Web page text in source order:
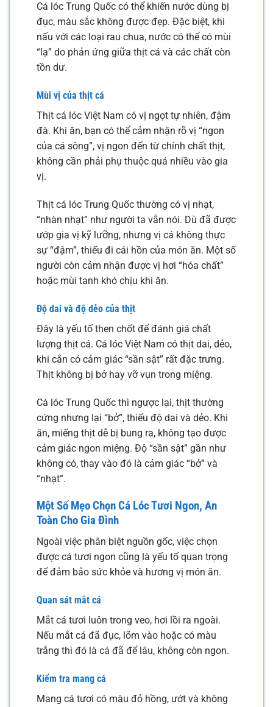
Cá lóc Trung Quốc có thể khiến nước dùng bị
đục, màu sắc không được đẹp. Đặc biệt, khi
nấu với các loại rau chua, nước có thể có mùi
“lạ” do phản ứng giữa thịt cá và các chất còn
tồn dư.
Mùi vị của thịt cá
Thịt cá lóc Việt Nam có vị ngọt tự nhiên, đậm
đà. Khi ăn, bạn có thể cảm nhận rõ vị “ngon
của cá sông”, vị ngon đến từ chính chất thịt,
không cần phải phụ thuộc quá nhiều vào gia
vị.
Thịt cá lóc Trung Quốc thường có vị nhạt,
“nhàn nhạt” như người ta vẫn nói. Dù đã được
ướp gia vị kỹ lưỡng, nhưng vị cá không thực
sự “đậm”, thiếu đi cái hồn của món ăn. Một số
người còn cảm nhận được vị hơi “hóa chất”
hoặc mùi tanh khó chịu khi ăn.
Độ dai và độ dẻo của thịt
Đây là yếu tố then chốt để đánh giá chất
lượng thịt cá. Cá lóc Việt Nam có thịt dai, dẻo,
khi cắn có cảm giác “sần sật” rất đặc trưng.
Thịt không bị bở hay vỡ vụn trong miệng.
Cá lóc Trung Quốc thì ngược lại, thịt thường
cứng nhưng lại “bở”, thiếu độ dai và dẻo. Khi
ăn, miếng thịt dễ bị bung ra, không tạo được
cảm giác ngon miệng. Độ “sần sật” gần như
không có, thay vào đó là cảm giác “bở” và
“nhạt”.
Một Số Mẹo Chọn Cá Lóc Tươi Ngon, An
Toàn Cho Gia Đình
Ngoài việc phân biệt nguồn gốc, việc chọn
được cá tươi ngon cũng là yếu tố quan trọng
để đảm bảo sức khỏe và hương vị món ăn.
Quan sát mắt cá
Mắt cá tươi luôn trong veo, hơi lồi ra ngoài.
Nếu mắt cá đã đục, lõm vào hoặc có màu
trắng thì đó là cá đã để lâu, không còn ngon.
Kiểm tra mang cá
Mang cá tươi có màu đỏ hồng, ướt và không